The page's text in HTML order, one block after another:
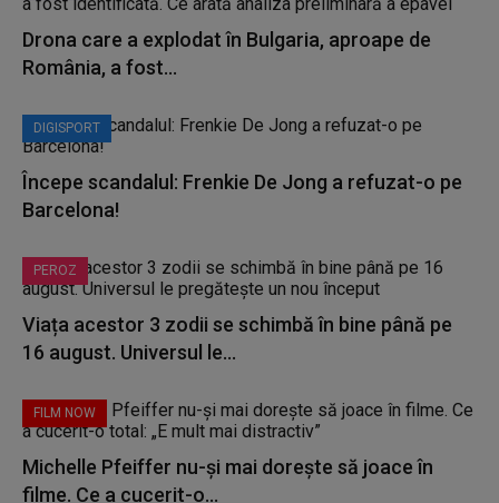
Drona care a explodat în Bulgaria, aproape de
România, a fost...
DIGISPORT
Începe scandalul: Frenkie De Jong a refuzat-o pe
Barcelona!
PEROZ
Viața acestor 3 zodii se schimbă în bine până pe
16 august. Universul le...
FILM NOW
Michelle Pfeiffer nu-și mai dorește să joace în
filme. Ce a cucerit-o...